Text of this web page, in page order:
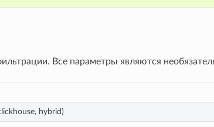
Все параметры являются
hybrid)